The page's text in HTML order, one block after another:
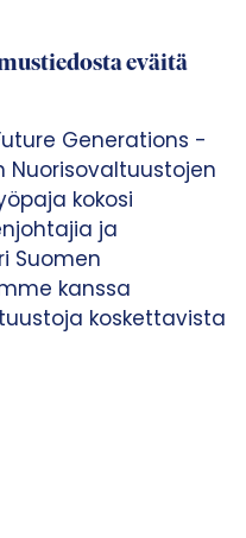
eväitä
Generations -
Nuorisovaltuustojen
kokosi
ja
Suomen
kanssa
koskettavista